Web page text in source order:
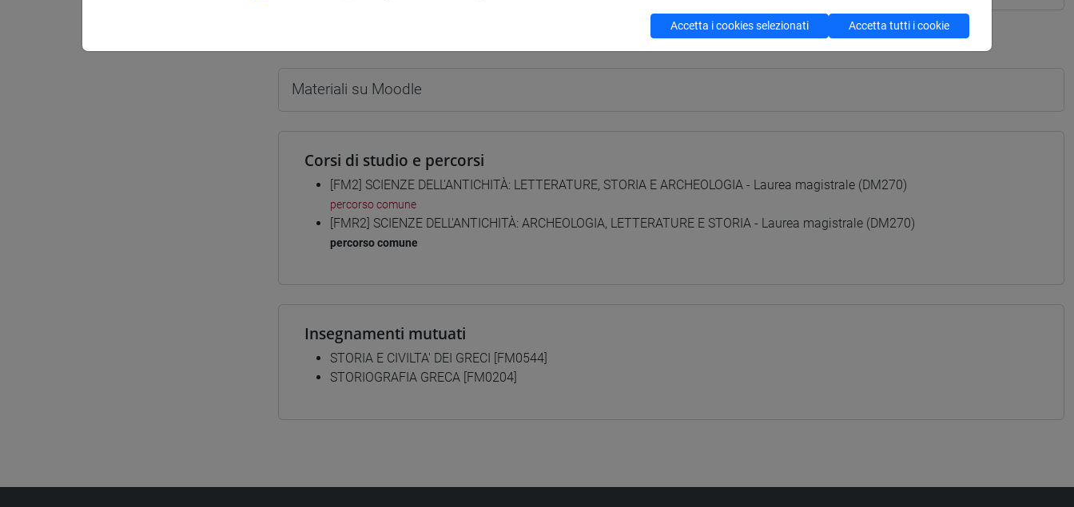
Materiali su Moodle
Corsi di studio e percorsi
[FM2] SCIENZE DELL'ANTICHITÀ: LETTERATURE, STORIA E ARCHEOLOGIA - Laurea magistrale (DM270)
percorso comune
[FMR2] SCIENZE DELL'ANTICHITÀ: ARCHEOLOGIA, LETTERATURE E STORIA - Laurea magistrale (DM270)
percorso comune
Insegnamenti mutuati
STORIA E CIVILTA' DEI GRECI [FM0544]
STORIOGRAFIA GRECA [FM0204]
Accetta i cookies selezionati Accetta tutti i cookie